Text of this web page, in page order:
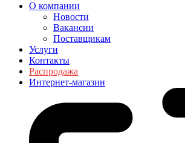
О компании
Новости
Вакансии
Поставщикам
Услуги
Контакты
Распродажа
Интернет-магазин